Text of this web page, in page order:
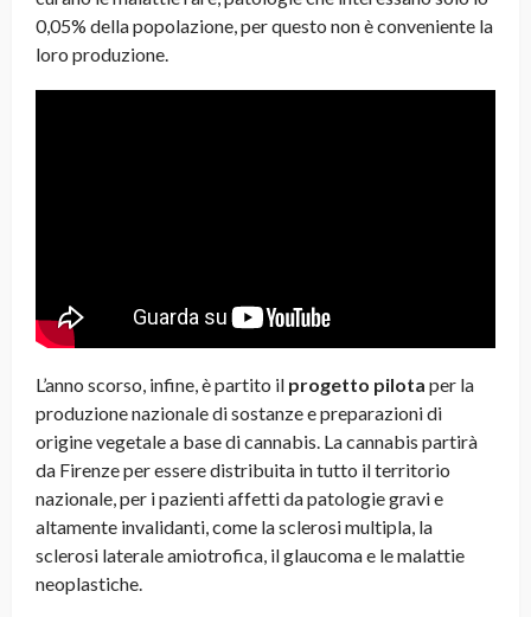
0,05% della popolazione, per questo non è conveniente la
loro produzione.
L’anno scorso, infine, è partito il progetto pilota per la
produzione nazionale di sostanze e preparazioni di
origine vegetale a base di cannabis. La cannabis partirà
da Firenze per essere distribuita in tutto il territorio
nazionale, per i pazienti affetti da patologie gravi e
altamente invalidanti, come la sclerosi multipla, la
sclerosi laterale amiotrofica, il glaucoma e le malattie
neoplastiche.